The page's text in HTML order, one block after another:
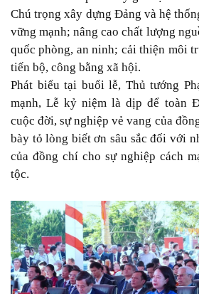
Chú trọng xây dựng Đảng và hệ
vững mạnh; nâng cao chất lượng
quốc phòng, an ninh; cải thiện môi
tiến bộ, công bằng xã hội.
Phát biểu tại buổi lễ, Thủ tướng
mạnh, Lễ kỷ niệm là dịp để toàn
cuộc đời, sự nghiệp vẻ vang của
bày tỏ lòng biết ơn sâu sắc đối với
của đồng chí cho sự nghiệp cách
tộc.